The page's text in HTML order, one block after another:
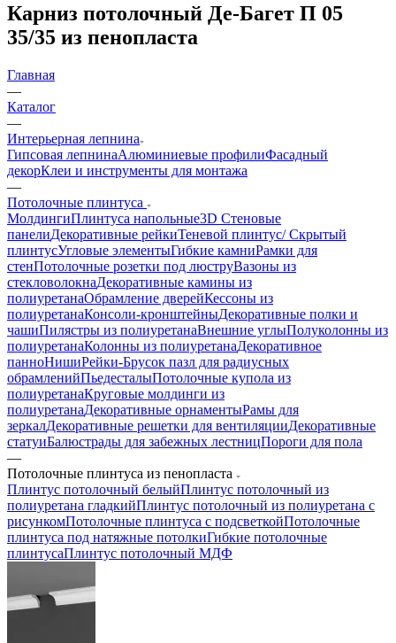
Карниз потолочный Де-Багет П 05
35/35 из пенопласта
Главная
—
Каталог
—
Интерьерная лепнина
Гипсовая лепнинаАлюминиевые профилиФасадный
декорКлеи и инструменты для монтажа
—
Потолочные плинтуса
МолдингиПлинтуса напольные3D Стеновые
панелиДекоративные рейкиТеневой плинтус/ Скрытый
плинтусУгловые элементыГибкие камниРамки для
стенПотолочные розетки под люструВазоны из
стекловолокнаДекоративные камины из
полиуретанаОбрамление дверейКессоны из
полиуретанаКонсоли-кронштейныДекоративные полки и
чашиПилястры из полиуретанаВнешние углыПолуколонны из
полиуретанаКолонны из полиуретанаДекоративное
панноНишиРейки-Брусок пазл для радиусных
обрамленийПьедесталыПотолочные купола из
полиуретанаКруговые молдинги из
полиуретанаДекоративные орнаментыРамы для
зеркалДекоративные решетки для вентиляцииДекоративные
статуиБалюстрады для забежных лестницПороги для пола
—
Потолочные плинтуса из пенопласта
Плинтус потолочный белыйПлинтус потолочный из
полиуретана гладкийПлинтус потолочный из полиуретана с
рисункомПотолочные плинтуса с подсветкойПотолочные
плинтуса под натяжные потолкиГибкие потолочные
плинтусаПлинтус потолочный МДФ